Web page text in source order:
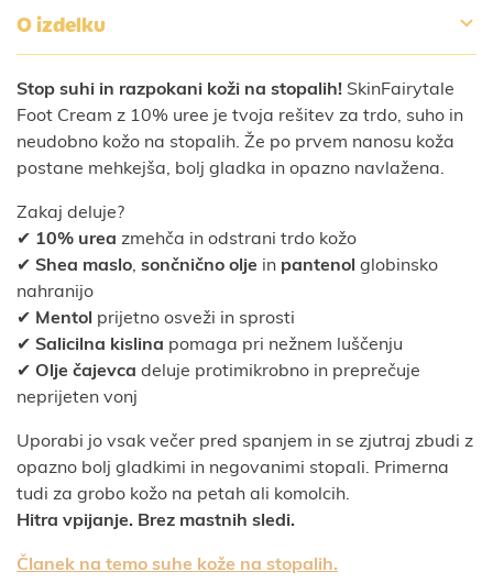
O izdelku
Stop suhi in razpokani koži na stopalih! SkinFairytale
Foot Cream z 10% uree je tvoja rešitev za trdo, suho in
neudobno kožo na stopalih. Že po prvem nanosu koža
postane mehkejša, bolj gladka in opazno navlažena.
Zakaj deluje?
✔ 10% urea zmehča in odstrani trdo kožo
✔ Shea maslo, sončnično olje in pantenol globinsko
nahranijo
✔ Mentol prijetno osveži in sprosti
✔ Salicilna kislina pomaga pri nežnem luščenju
✔ Olje čajevca deluje protimikrobno in preprečuje
neprijeten vonj
Uporabi jo vsak večer pred spanjem in se zjutraj zbudi z
opazno bolj gladkimi in negovanimi stopali. Primerna
tudi za grobo kožo na petah ali komolcih.
Hitra vpijanje. Brez mastnih sledi.
Članek na temo suhe kože na stopalih.